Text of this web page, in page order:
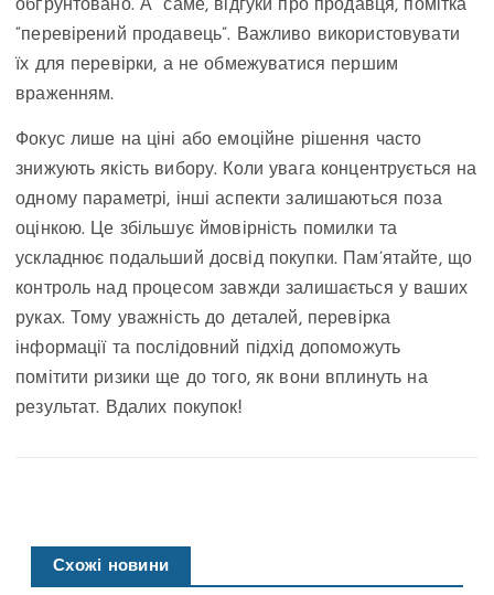
обґрунтовано. А саме, відгуки про продавця, помітка
“перевірений продавець”. Важливо використовувати
їх для перевірки, а не обмежуватися першим
враженням.
Фокус лише на ціні або емоційне рішення часто
знижують якість вибору. Коли увага концентрується на
одному параметрі, інші аспекти залишаються поза
оцінкою. Це збільшує ймовірність помилки та
ускладнює подальший досвід покупки. Пам’ятайте, що
контроль над процесом завжди залишається у ваших
руках. Тому уважність до деталей, перевірка
інформації та послідовний підхід допоможуть
помітити ризики ще до того, як вони вплинуть на
результат. Вдалих покупок!
Схожі новини